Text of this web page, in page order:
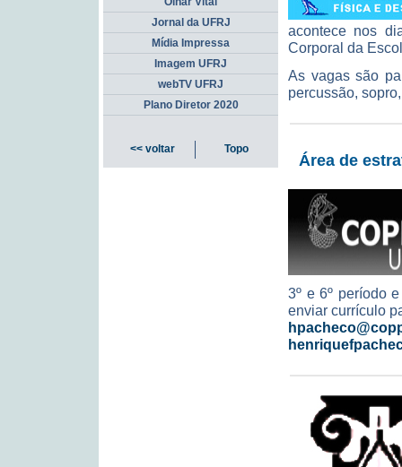
acontece nos
Corporal da
As vagas são
percussão,
Área de
3º e 6º período
enviar currículo
Jornal da UFRJ
Mídia Impressa
Imagem UFRJ
webTV UFRJ
Plano Diretor 2020
<< voltar Topo